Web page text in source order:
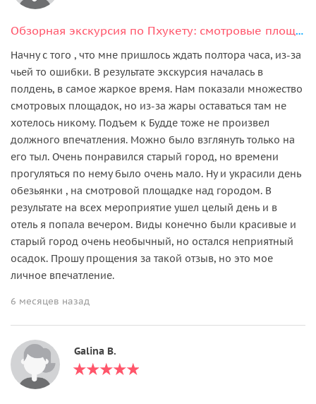
Обзорная экскурсия по Пхукету: смотровые площадки, Старый город, Ват Чалонг
Начну с того , что мне пришлось ждать полтора часа, из-за
чьей то ошибки. В результате экскурсия началась в
полдень, в самое жаркое время. Нам показали множество
смотровых площадок, но из-за жары оставаться там не
хотелось никому. Подъем к Будде тоже не произвел
должного впечатления. Можно было взглянуть только на
его тыл. Очень понравился старый город, но времени
прогуляться по нему было очень мало. Ну и украсили день
обезьянки , на смотровой площадке над городом. В
результате на всех мероприятие ушел целый день и в
отель я попала вечером. Виды конечно были красивые и
старый город очень необычный, но остался неприятный
осадок. Прошу прощения за такой отзыв, но это мое
личное впечатление.
6 месяцев назад
Galina B.